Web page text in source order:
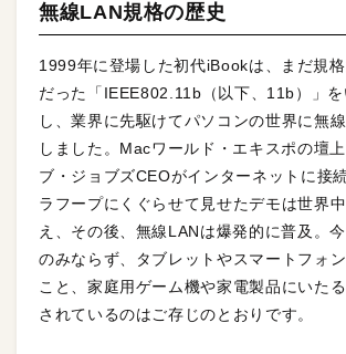
無線LAN規格の歴史
1999年に登場した初代iBookは、まだ規
だった「IEEE802.11b（以下、11b）」を
し、業界に先駆けてパソコンの世界に無
しました。Macワールド・エキスポの壇
ブ・ジョブズCEOがインターネットに接
ラフープにくぐらせて見せたデモは世界
え、その後、無線LANは爆発的に普及。
のみならず、タブレットやスマートフォ
こと、家庭用ゲーム機や家電製品にいた
されているのはご存じのとおりです。